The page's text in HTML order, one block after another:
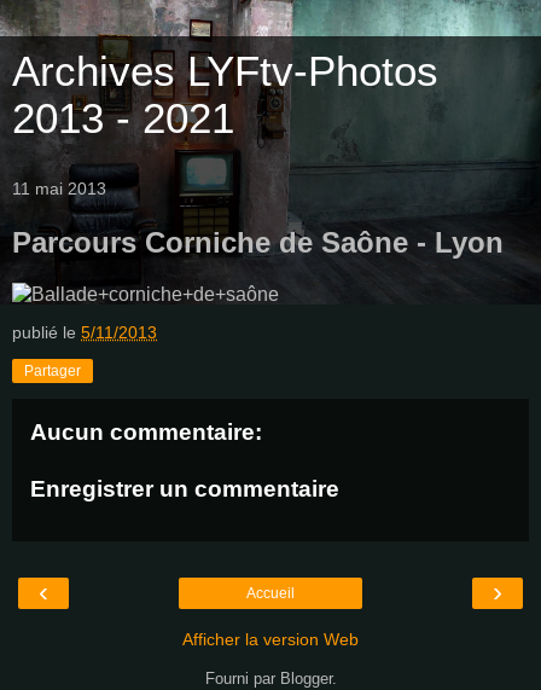
Archives LYFtv-Photos
2013 - 2021
11 mai 2013
Parcours Corniche de Saône - Lyon
publié le 5/11/2013
Partager
Aucun commentaire:
Enregistrer un commentaire
‹ ›
Accueil
Afficher la version Web
Fourni par Blogger.